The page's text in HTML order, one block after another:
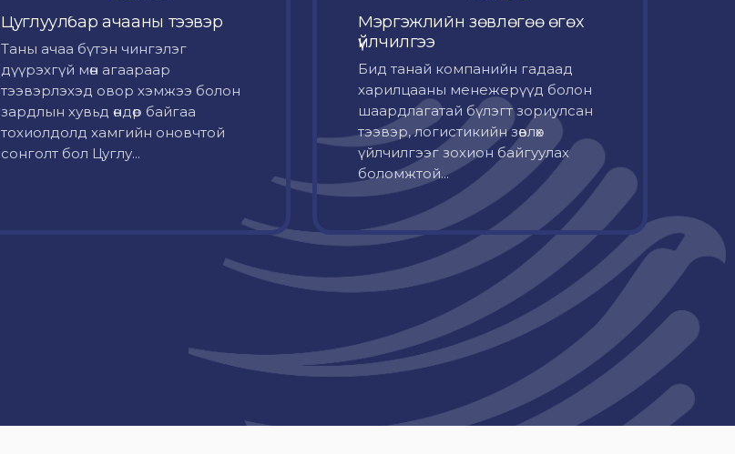
Цуглуулбар ачааны тээвэр
Таны ачаа бүтэн чингэлэг
дүүрэхгүй мөн агаараар
тээвэрлэхэд овор хэмжээ болон
зардлын хувьд өндөр байгаа
тохиолдолд хамгийн оновчтой
сонголт бол Цуглу...
Мэргэжлийн зөвлөгөө өгөх
үйлчилгээ
Бид танай компанийн гадаад
харилцааны менежерүүд болон
шаардлагатай бүлэгт зориулсан
тээвэр, логистикийн зөвлөх
үйлчилгээг зохион байгуулах
боломжтой...